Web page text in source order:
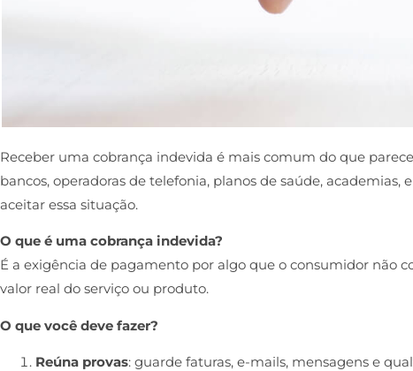
Receber uma cobrança indevida é mais comum do que
bancos, operadoras de telefonia, planos de saúde, academias,
aceitar essa situação.
O que é uma cobrança indevida?
É a exigência de pagamento por algo que o consumidor não
valor real do serviço ou produto.
O que você deve fazer?
Reúna provas: guarde faturas, e-mails, mensagens e